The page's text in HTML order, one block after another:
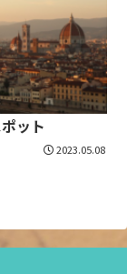
ット
2023.05.08